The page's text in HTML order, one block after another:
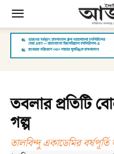
তবলার প্রতিটি
গল্প
তালবিন্দু একাডেমির বর্ষপূর্তি